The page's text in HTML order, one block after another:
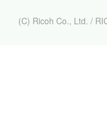
(C) Ricoh Co., Ltd. /